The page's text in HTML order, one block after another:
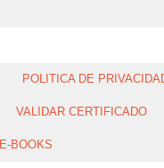
POLITICA DE
VALIDAR CERTIFICADO
E-BOOKS